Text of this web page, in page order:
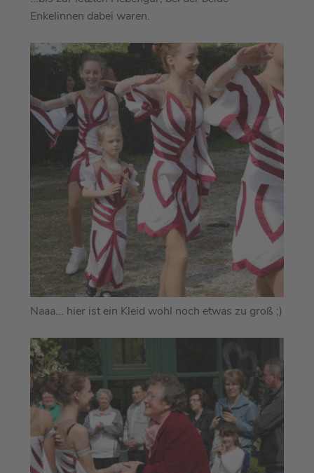
Enkelinnen dabei waren.
Naaa... hier ist ein Kleid wohl noch etwas zu groß ;)